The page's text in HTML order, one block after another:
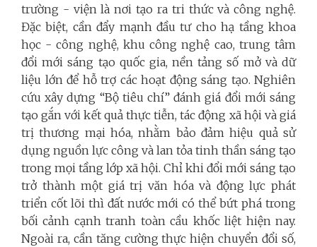
trường - viện là nơi tạo ra tri thức và công nghệ.
Đặc biệt, cần đẩy mạnh đầu tư cho hạ tầng khoa
học - công nghệ, khu công nghệ cao, trung tâm
đổi mới sáng tạo quốc gia, nền tảng số mở và dữ
liệu lớn để hỗ trợ các hoạt động sáng tạo. Nghiên
cứu xây dựng “Bộ tiêu chí” đánh giá đổi mới sáng
tạo gắn với kết quả thực tiễn, tác động xã hội và giá
trị thương mại hóa, nhằm bảo đảm hiệu quả sử
dụng nguồn lực công và lan tỏa tinh thần sáng tạo
trong mọi tầng lớp xã hội. Chỉ khi đổi mới sáng tạo
trở thành một giá trị văn hóa và động lực phát
triển cốt lõi thì đất nước mới có thể bứt phá trong
bối cảnh cạnh tranh toàn cầu khốc liệt hiện nay.
Ngoài ra, cần tăng cường thực hiện chuyển đổi số,